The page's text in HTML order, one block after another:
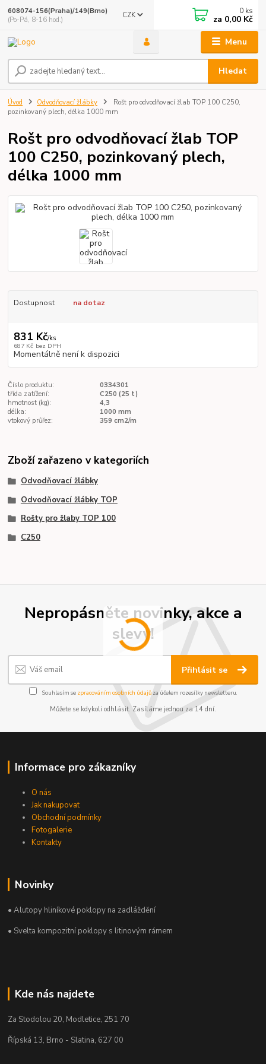
Menu
CZK
Hledat
608074-156(Praha)/149(Brno)
(Po-Pá, 8-16 hod.)
0 ks
za 0,00 Kč
Úvod Odvodňovací žlábky
Rošt pro odvodňovací žlab TOP 100 C250,
pozinkovaný plech, délka 1000 mm
Rošt pro odvodňovací žlab TOP
100 C250, pozinkovaný plech,
délka 1000 mm
Dostupnost na dotaz
831 Kč/ks
687 Kč bez DPH
Momentálně není k dispozici
Číslo produktu:
0334301
třída zatížení:
C250 (25 t)
hmotnost (kg):
4,3
délka:
1000 mm
vtokový průřez:
359 cm2/m
Zboží zařazeno v kategoriích
Odvodňovací žlábky
Odvodňovací žlábky TOP
Rošty pro žlaby TOP 100
C250
Nepropásněte novinky, akce a
slevy!
Přihlásit se
Souhlasím se zpracováním osobních údajůza účelem rozesílky newsletteru.
Můžete se kdykoli odhlásit. Zasíláme jednou za 14 dní.
Informace pro zákazníky
O nás
Jak nakupovat
Obchodní podmínky
Fotogalerie
Kontakty
Novinky
• Alutopy hliníkové poklopy na zadláždění
• Svelta kompozitní poklopy s litinovým rámem
Kde nás najdete
Za Stodolou 20, Modletice, 251 70
Řípská 13, Brno - Slatina, 627 00